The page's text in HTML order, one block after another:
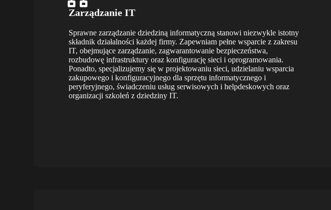
Zarządzanie IT
Sprawne zarządzanie dziedziną informatyczną stanowi niezwykle istotny
składnik działalności każdej firmy. Zapewniam pełne wsparcie z zakresu
IT, obejmujące zarządzanie, zagwarantowanie bezpieczeństwa,
rozbudowę infrastruktury oraz konfigurację sieci i oprogramowania.
Ponadto, specjalizujemy się w projektowaniu sieci, udzielaniu wsparcia
zakupowego i konfiguracyjnego dla sprzętu informatycznego i
peryferyjnego, świadczeniu usług serwisowych i helpdeskowych oraz
organizacji szkoleń z dziedziny IT.